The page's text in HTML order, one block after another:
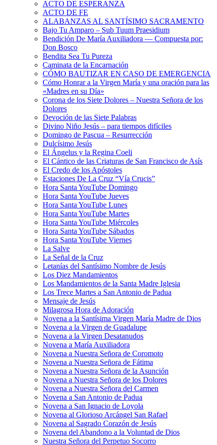
ACTO DE ESPERANZA
ACTO DE FE
ALABANZAS AL SANTÍSIMO SACRAMENTO
Bajo Tu Amparo – Sub Tuum Praesidium
Bendición De María Auxiliadora — Compuesta por:
Don Bosco
Bendita Sea Tu Pureza
Caminata de la Encarnación
CÓMO BAUTIZAR EN CASO DE EMERGENCIA
Cómo Honrar a la Virgen María y una oración para las
«Madres en su Día»
Corona de los Siete Dolores – Nuestra Señora de los
Dolores
Devoción de las Siete Palabras
Divino Niño Jesús – para tiempos difíciles
Domingo de Pascua – Resurrección
Dulcísimo Jesús
El Ángelus y la Regina Coeli
El Cántico de las Criaturas de San Francisco de Asís
El Credo de los Apóstoles
Estaciones De La Cruz “Vía Crucis”
Hora Santa YouTube Domingo
Hora Santa YouTube Jueves
Hora Santa YouTube Lunes
Hora Santa YouTube Martes
Hora Santa YouTube Miércoles
Hora Santa YouTube Sábados
Hora Santa YouTube Viernes
La Salve
La Señal de la Cruz
Letanías del Santísimo Nombre de Jesús
Los Diez Mandamientos
Los Mandamientos de la Santa Madre Iglesia
Los Trece Martes a San Antonio de Padua
Mensaje de Jesús
Milagrosa Hora de Adoración
Novena a la Santísima Virgen María Madre de Dios
Novena a la Virgen de Guadalupe
Novena a la Virgen Desatanudos
Novena a María Auxiliadora
Novena a Nuestra Señora de Coromoto
Novena a Nuestra Señora de Fátima
Novena a Nuestra Señora de la Asunción
Novena a Nuestra Señora de los Dolores
Novena a Nuestra Señora del Carmen
Novena a San Antonio de Padua
Novena a San Ignacio de Loyola
Novena al Glorioso Arcángel San Rafael
Novena al Sagrado Corazón de Jesús
Novena del Abandono a la Voluntad de Dios
Nuestra Señora del Perpetuo Socorro